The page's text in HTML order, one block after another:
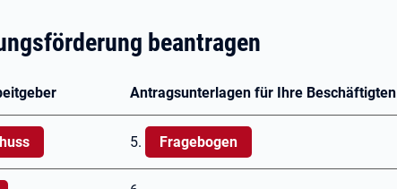
beantragen
Antragsunterlagen für Ihre Beschäftigten
5. Fragebogen